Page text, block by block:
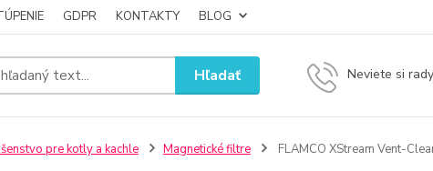
GDPR KONTAKTY BLOG
Hľadať Neviete si
pre kotly a kachle Magnetické filtre FLAMCO XStream Vent-